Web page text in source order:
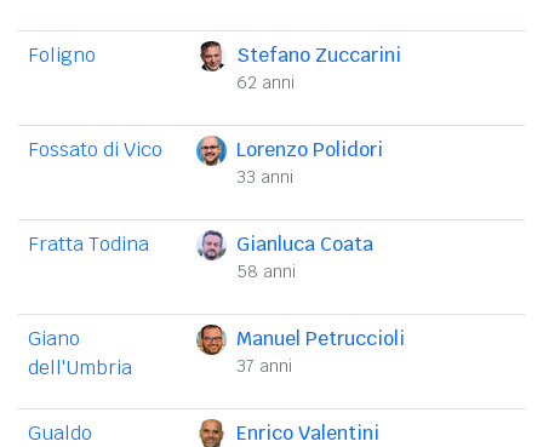
Foligno Stefano Zuccarini
62 anni
Fossato di Vico Lorenzo Polidori
33 anni
Fratta Todina Gianluca Coata
58 anni
Giano
dell'Umbria
Manuel Petruccioli
37 anni
Gualdo
Enrico Valentini